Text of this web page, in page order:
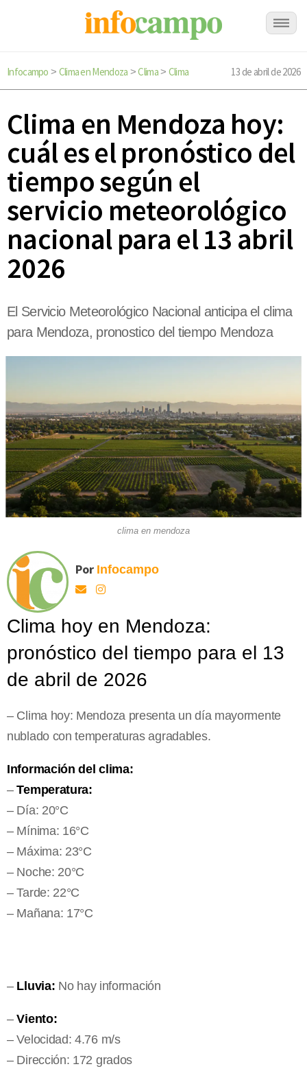
Infocampo > Clima en Mendoza >Clima> Clima 13 de abril de 2026
Clima en Mendoza hoy:
cuál es el pronóstico del
tiempo según el
servicio meteorológico
nacional para el 13 abril
2026
El Servicio Meteorológico Nacional anticipa el clima
para Mendoza, pronostico del tiempo Mendoza
clima en mendoza
Por Infocampo
Clima hoy en Mendoza:
pronóstico del tiempo para el 13
de abril de 2026
– Clima hoy: Mendoza presenta un día mayormente
nublado con temperaturas agradables.
Información del clima:
–Temperatura:
– Día: 20°C
– Mínima: 16°C
– Máxima: 23°C
– Noche: 20°C
– Tarde: 22°C
– Mañana: 17°C
– Lluvia: No hay información
–Viento:
– Velocidad: 4.76 m/s
– Dirección: 172 grados